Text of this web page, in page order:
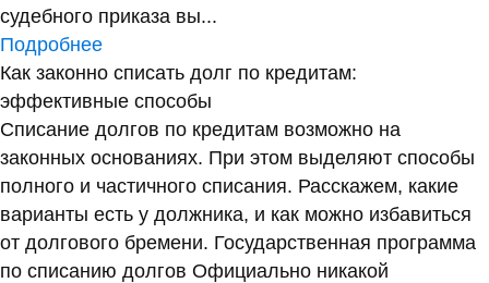
судебного приказа вы...
Подробнее
Как законно списать долг по кредитам:
эффективные способы
Списание долгов по кредитам возможно на
законных основаниях. При этом выделяют способы
полного и частичного списания. Расскажем, какие
варианты есть у должника, и как можно избавиться
от долгового бремени. Государственная программа
по списанию долгов Официально никакой